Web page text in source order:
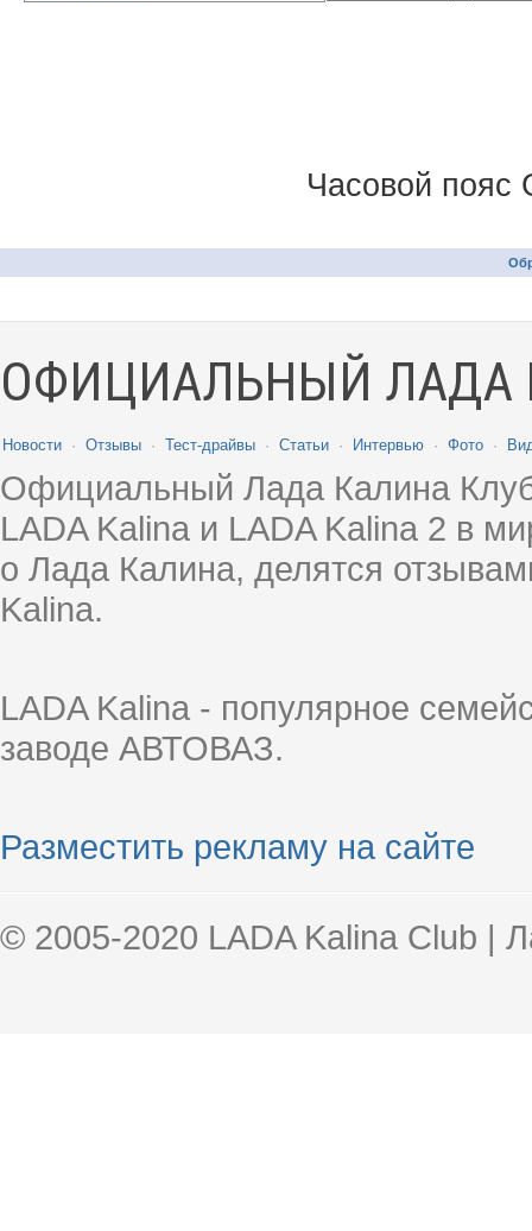
Часовой пояс
ОФИЦИАЛЬНЫЙ ЛАДА
Новости · Отзывы · Тест-драйвы · Статьи · Интервью · Фото ·
Официальный Лада Калина
LADA Kalina и LADA Kalina 2 в
о Лада Калина, делятся
Kalina.
LADA Kalina - популярное
заводе АВТОВАЗ.
Разместить рекламу на сайте
© 2005-2020 LADA Kalina Club |